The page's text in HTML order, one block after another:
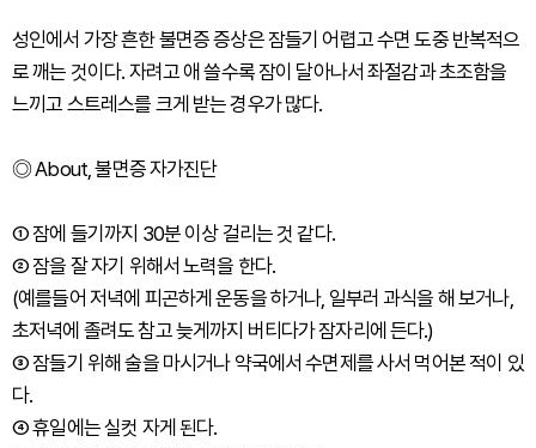
성인에서 가장 흔한 불면증 증상은 잠들기 어렵고 수면 도중 반복적으
로 깨는 것이다. 자려고 애 쓸수록 잠이 달아나서 좌절감과 초조함을
느끼고 스트레스를 크게 받는 경우가 많다.
◎ About, 불면증 자가진단
① 잠에 들기까지 30분 이상 걸리는 것 같다.
② 잠을 잘 자기 위해서 노력을 한다.
(예를들어 저녁에 피곤하게 운동을 하거나, 일부러 과식을 해 보거나,
초저녁에 졸려도 참고 늦게까지 버티다가 잠자리에 든다.)
③ 잠들기 위해 술을 마시거나 약국에서 수면제를 사서 먹어본 적이 있
다.
④ 휴일에는 실컷 자게 된다.